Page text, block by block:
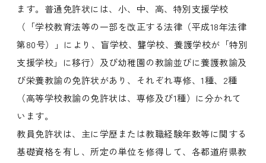
ます。普通免許状には、小、中、高、特別支援学校
（「学校教育法等の一部を改正する法律（平成18年法律
第80号）」により、盲学校、聾学校、養護学校が「特別
支援学校」に移行）及び幼稚園の教諭並びに養護教諭及
び栄養教諭の免許状があり、それぞれ専修、1種、2種
（高等学校教諭の免許状は、専修及び1種）に分かれて
います。
教員免許状は、主に学歴または教職経験年数等に関する
基礎資格を有し、所定の単位を修得して、各都道府県教